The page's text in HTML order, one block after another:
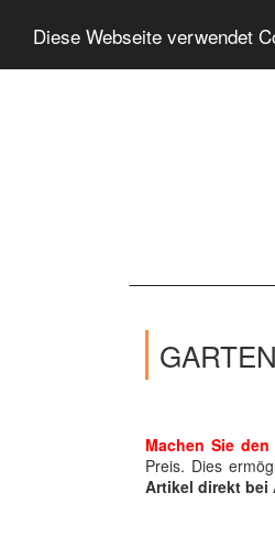
Diese Webseite verwendet
Machen Sie den
Preis. Dies
Artikel direkt bei